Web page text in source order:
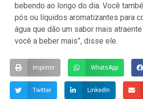
bebendo ao longo do dia. Você
pós ou líquidos aromatizantes para
água que dão um sabor mais
você a beber mais”, disse ele.
Imprimir WhatsApp
Twitter LinkedIn